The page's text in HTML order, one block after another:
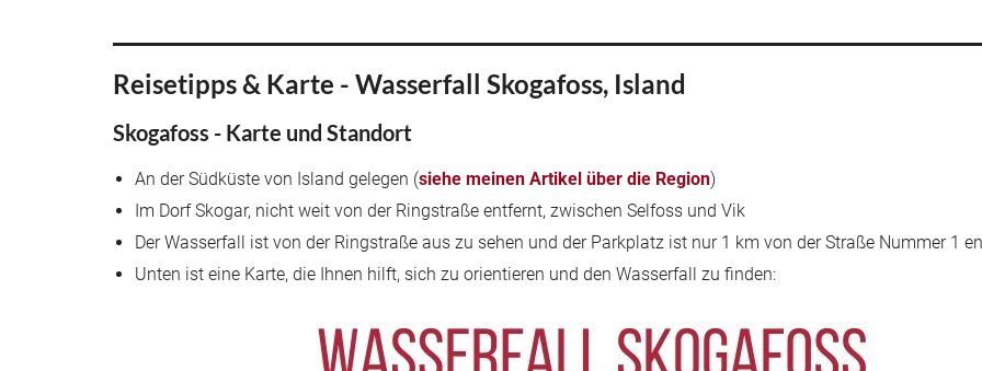
Reisetipps & Karte - Wasserfall Skogafoss, Island
Skogafoss - Karte und Standort
An der Südküste von Island gelegen (siehe meinen Artikel über die Region)
Im Dorf Skogar, nicht weit von der Ringstraße entfernt, zwischen Selfoss und Vik
Der Wasserfall ist von der Ringstraße aus zu sehen und der Parkplatz ist nur 1 km von der Straße Nummer 1
Unten ist eine Karte, die Ihnen hilft, sich zu orientieren und den Wasserfall zu finden: